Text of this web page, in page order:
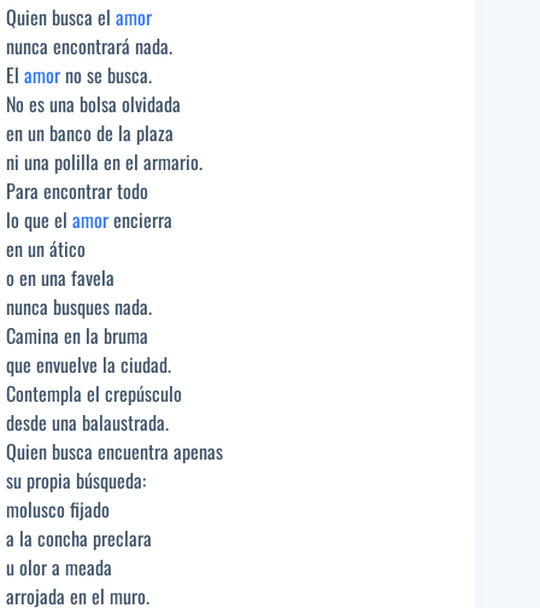
Quien busca el amor
nunca encontrará nada.
El amorno se busca.
No es una bolsa olvidada
en un banco de la plaza
ni una polilla en el armario.
Para encontrar todo
lo que el amorencierra
en un ático
o en una favela
nunca busques nada.
Camina en la bruma
que envuelve la ciudad.
Contempla el crepúsculo
desde una balaustrada.
Quien busca encuentra apenas
su propia búsqueda:
molusco fijado
a la concha preclara
u olor a meada
arrojada en el muro.